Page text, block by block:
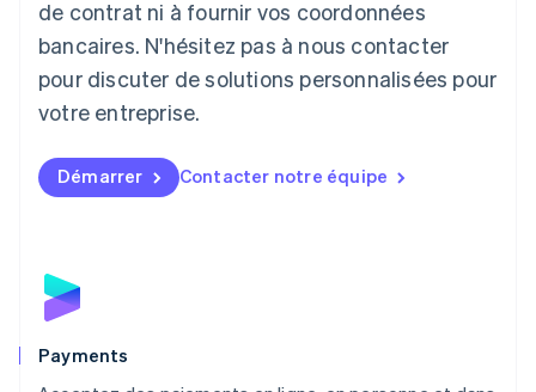
de contrat ni à fournir vos coordonnées
bancaires. N'hésitez pas à nous contacter
pour discuter de solutions personnalisées pour
votre entreprise.
Démarrer Contacter notre équipe
Payments
DeutschEnglish
Lituanie
Luxembourg
FrançaisDeutschEnglish
English简体中文
Malte
Norvège
English
English